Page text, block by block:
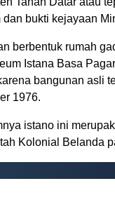
dan bukti kejayaan
berbentuk rumah
Istana Basa
bangunan asli
1976.
istano ini
Kolonial Belanda